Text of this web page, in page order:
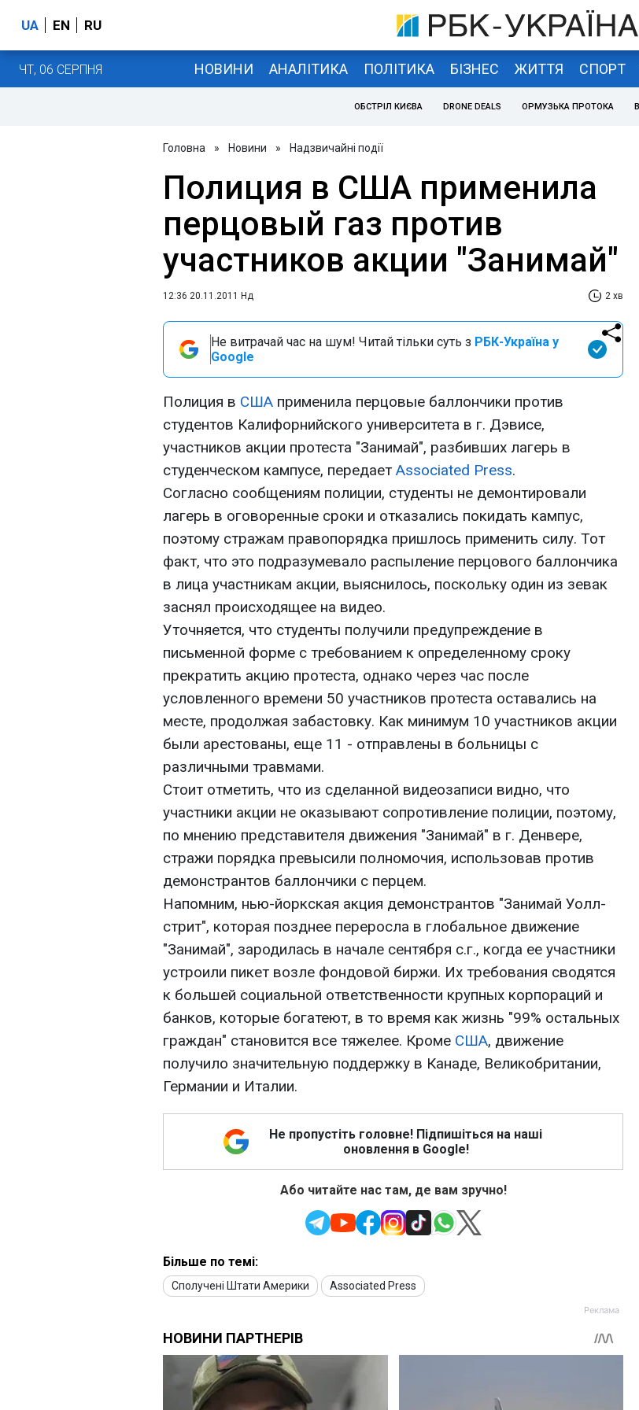
UA EN RU
ЧТ, 06 СЕРПНЯ НОВИНИ АНАЛІТИКА ПОЛІТИКА БІЗНЕС ЖИТТЯ СПОРТ
ОБСТРІЛ КИЄВА DRONE DEALS ОРМУЗЬКА ПРОТОКА
Головна » Новини » Надзвичайні події
Полиция в США применила
перцовый газ против
участников акции "Занимай"
12:36 20.11.2011 Нд 2 хв
Не витрачай час на шум! Читай тільки суть з РБК-Україна у
Google
Полиция в США применила перцовые баллончики против
студентов Калифорнийского университета в г. Дэвисе,
участников акции протеста "Занимай", разбивших лагерь в
студенческом кампусе, передает Associated Press.
Согласно сообщениям полиции, студенты не демонтировали
лагерь в оговоренные сроки и отказались покидать кампус,
поэтому стражам правопорядка пришлось применить силу. Тот
факт, что это подразумевало распыление перцового баллончика
в лица участникам акции, выяснилось, поскольку один из зевак
заснял происходящее на видео.
Уточняется, что студенты получили предупреждение в
письменной форме с требованием к определенному сроку
прекратить акцию протеста, однако через час после
условленного времени 50 участников протеста оставались на
месте, продолжая забастовку. Как минимум 10 участников акции
были арестованы, еще 11 - отправлены в больницы с
различными травмами.
Стоит отметить, что из сделанной видеозаписи видно, что
участники акции не оказывают сопротивление полиции, поэтому,
по мнению представителя движения "Занимай" в г. Денвере,
стражи порядка превысили полномочия, использовав против
демонстрантов баллончики с перцем.
Напомним, нью-йоркская акция демонстрантов "Занимай Уолл-
стрит", которая позднее переросла в глобальное движение
"Занимай", зародилась в начале сентября с.г., когда ее участники
устроили пикет возле фондовой биржи. Их требования сводятся
к большей социальной ответственности крупных корпораций и
банков, которые богатеют, в то время как жизнь "99% остальных
граждан" становится все тяжелее. Кроме США, движение
получило значительную поддержку в Канаде, Великобритании,
Германии и Италии.
Не пропустіть головне! Підпишіться на наші
оновлення в Google!
Або читайте нас там, де вам зручно!
Більше по темі:
Сполучені Штати Америки Associated Press